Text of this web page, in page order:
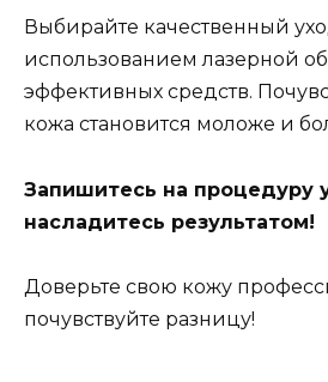
Выбирайте качественный
использованием лазерной
эффективных средств.
кожа становится моложе и
Запишитесь на процедуру
насладитесь результатом!
Доверьте свою кожу
почувствуйте разницу!